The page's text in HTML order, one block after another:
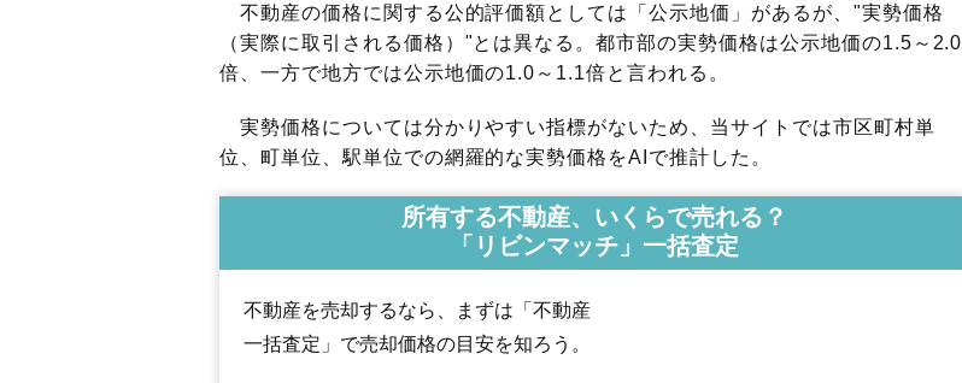
不動産の価格に関する公的評価額としては「公示地価」があるが、"実勢価格
（実際に取引される価格）"とは異なる。都市部の実勢価格は公示地価の1.5～2.0
倍、一方で地方では公示地価の1.0～1.1倍と言われる。
実勢価格については分かりやすい指標がないため、当サイトでは市区町村単
位、町単位、駅単位での網羅的な実勢価格をAIで推計した。
所有する不動産、いくらで売れる？
「リビンマッチ」一括査定
不動産を売却するなら、まずは「不動産
一括査定」で売却価格の目安を知ろう。